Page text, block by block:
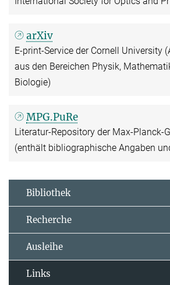
arXiv
E-print-Service der Cornell University
aus den Bereichen Physik,
Biologie)
MPG.PuRe
Literatur-Repository der Max-Planck-
(enthält bibliographische Angaben
Bibliothek
Recherche
Ausleihe
Links